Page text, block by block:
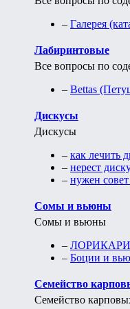
– Галерея
Лабиринтовые
Все вопросы по
– Bettas
Дискусы
Дискусы
– как лечить
– нерест
– нужен
Сомы и вьюны
Сомы и вьюны
–
– Боции и
Семейство
Семейство